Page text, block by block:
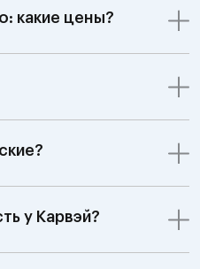
какие цены?
у Карвэй?